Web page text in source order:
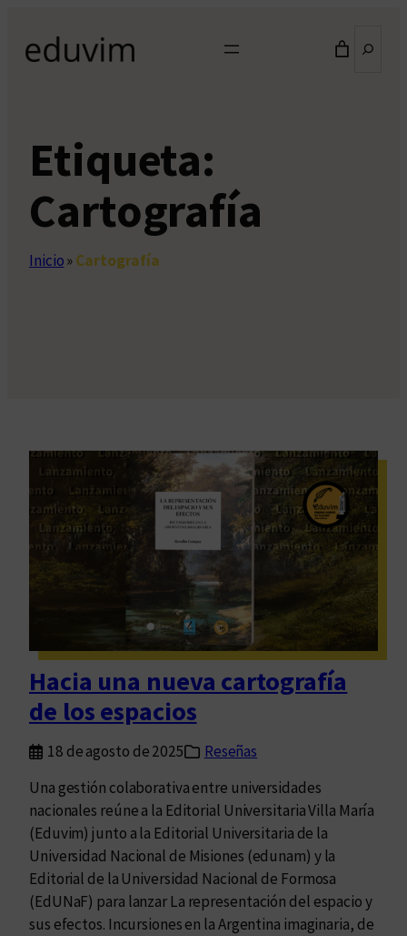
contenido
Etiqueta:
Cartografía
Inicio»Cartografía
Hacia una nueva cartografía
de los espacios
18 de agosto de 2025
Reseñas
Una gestión colaborativa entre universidades
nacionales reúne a la Editorial Universitaria Villa María
(Eduvim) junto a la Editorial Universitaria de la
Universidad Nacional de Misiones (edunam) y la
Editorial de la Universidad Nacional de Formosa
(EdUNaF) para lanzar La representación del espacio y
sus efectos. Incursiones en la Argentina imaginaria, de